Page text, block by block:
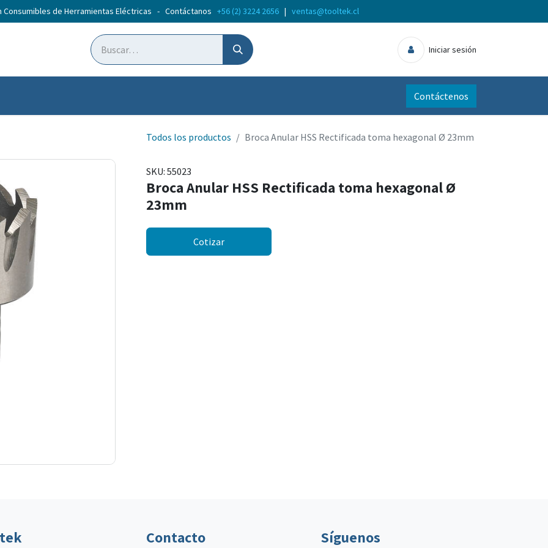
Consumibles de Herramientas Eléctricas - Contáctanos +56 (2) 3224 2656 | ventas@tooltek.cl
Iniciar sesión
Contáctenos
Todos los productos Broca Anular HSS Rectificada toma hexagonal Ø 23mm
SKU: 55023
Broca Anular HSS Rectificada toma hexagonal Ø
23mm
Cotizar
Contacto Síguenos